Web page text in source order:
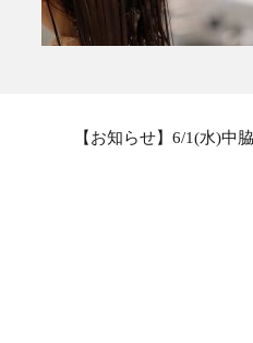
【お知らせ】6/1(水)中